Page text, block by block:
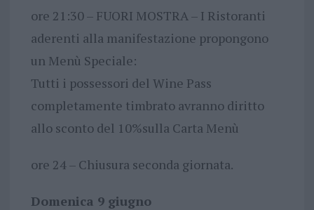
ore 21:30 – FUORI MOSTRA – I Ristoranti
aderenti alla manifestazione propongono
un Menù Speciale:
Tutti i possessori del Wine Pass
completamente timbrato avranno diritto
allo sconto del 10%sulla Carta Menù
ore 24 – Chiusura seconda giornata.
Domenica 9 giugno